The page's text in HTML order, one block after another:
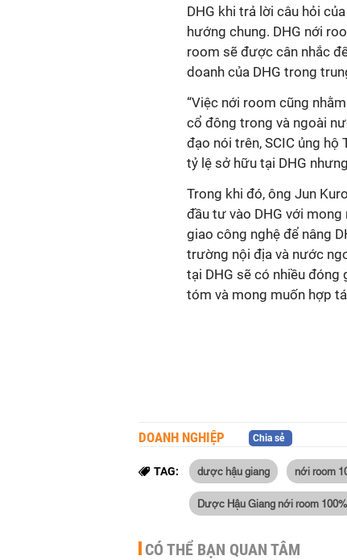
DHG khi trả lời câu hỏi
hướng chung. DHG nới
room sẽ được cân nhắc
doanh của DHG trong
“Việc nới room cũng
cổ đông trong và ngoài
đạo nói trên, SCIC ủng hộ
tỷ lệ sở hữu tại DHG
Trong khi đó, ông Jun
đầu tư vào DHG với
giao công nghệ để nâng
trường nội địa và nước
tại DHG sẽ có nhiều đóng
tóm và mong muốn hợp
DOANH NGHIỆP Chia sẻ
TAG: dược hậu giang nới room
Dược Hậu Giang nới room 100%
CÓ THỂ BẠN QUAN TÂM